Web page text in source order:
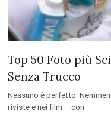
Top 50 Foto più
Senza Trucco
Nessuno è perfetto.
riviste e nei film – con